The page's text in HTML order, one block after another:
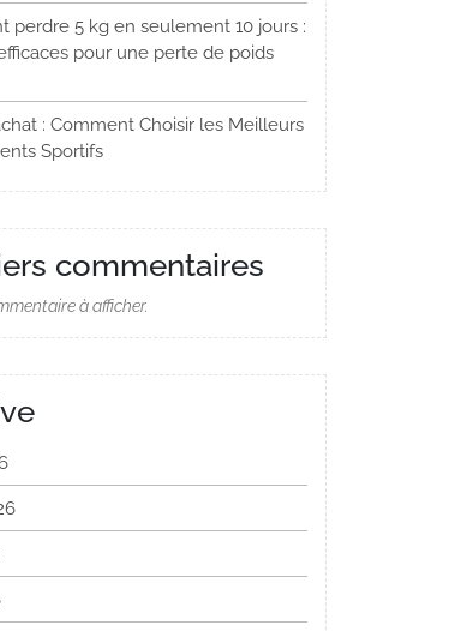
perdre 5 kg en seulement 10 jours :
pour une perte de poids
: Comment Choisir les Meilleurs
Sportifs
commentaires
à afficher.